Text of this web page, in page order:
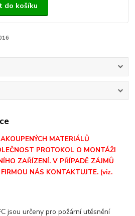
do košíku
MATERIÁLŮ
PROTOKOL O MONTÁŽI
ZAŘÍZENÍ. V PŘÍPADĚ ZÁJMŮ
NÁS KONTAKTUJTE. (viz.
jsou určeny pro požární utěsnění